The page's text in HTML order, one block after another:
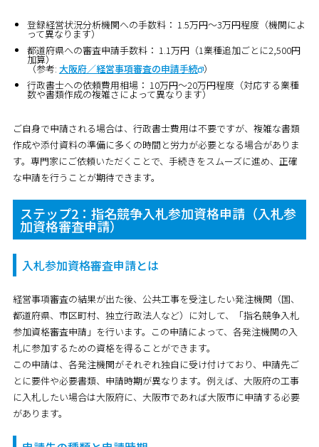
登録経営状況分析機関への手数料： 1.5万円～3万円程度（機関によ
って異なります）
都道府県への審査申請手数料： 1.1万円（1業種追加ごとに2,500円
加算）
（参考: 大阪府／経営事項審査の申請手続 ）
行政書士への依頼費用相場： 10万円～20万円程度（対応する業種
数や書類作成の複雑さによって異なります）
ご自身で申請される場合は、行政書士費用は不要ですが、複雑な書類
作成や添付資料の準備に多くの時間と労力が必要となる場合がありま
す。専門家にご依頼いただくことで、手続きをスムーズに進め、正確
な申請を行うことが期待できます。
ステップ2：指名競争入札参加資格申請（入札参
加資格審査申請）
入札参加資格審査申請とは
経営事項審査の結果が出た後、公共工事を受注したい発注機関（国、
都道府県、市区町村、独立行政法人など）に対して、
「指名競争入札
参加資格審査申請」 を行います。この申請によって、各発注機関の入
札に参加するための資格を得ることができます。
この申請は、各発注機関がそれぞれ独自に受け付けており、申請先ご
とに要件や必要書類、申請時期が異なります。例えば、大阪府の工事
に入札したい場合は大阪府に、大阪市であれば大阪市に申請する必要
があります。